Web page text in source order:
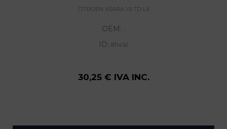
CITROEN XSARA 1.9 TD LX
OEM: -
ID: 811450
30,25 € IVA INC.